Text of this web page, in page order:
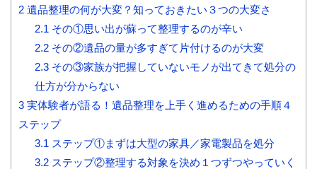
2 遺品整理の何が大変？知っておきたい３つの大変さ
2.1 その①思い出が蘇って整理するのが辛い
2.2その②遺品の量が多すぎて片付けるのが大変
2.3その③家族が把握していないモノが出てきて処分の
仕方が分からない
3 実体験者が語る！遺品整理を上手く進めるための手順４
ステップ
3.1 ステップ①まずは大型の家具／家電製品を処分
3.2ステップ②整理する対象を決め１つずつやっていく